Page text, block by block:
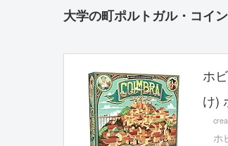
大学の町ポルトガル・コイ
ホ
け)
ホ